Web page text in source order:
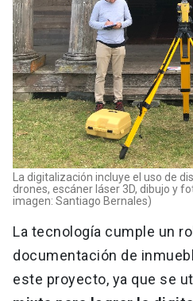
La digitalización incluye el uso de
drones, escáner láser 3D, dibujo y
imagen: Santiago Bernales)
La tecnología cumple un
documentación de
este proyecto, ya que se